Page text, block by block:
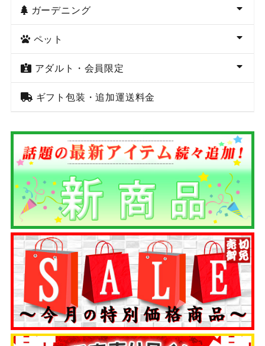
ガーデニング
ペット
アダルト・会員限定
ギフト包装・追加運送料金